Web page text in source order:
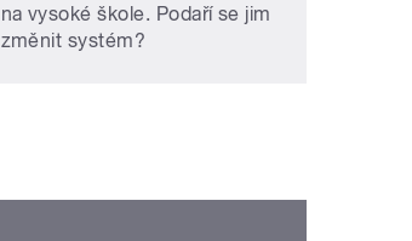
na vysoké škole. Podaří se jim
změnit systém?